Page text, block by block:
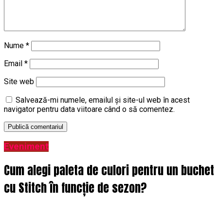
Nume *
Email *
Site web
Salvează-mi numele, emailul și site-ul web în acest
navigator pentru data viitoare când o să comentez.
Eveniment
Cum alegi paleta de culori pentru un buchet
cu Stitch în funcție de sezon?